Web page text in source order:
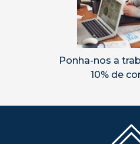
Ponha-nos a
10% de